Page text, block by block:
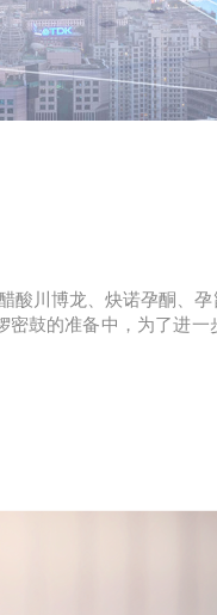
酸川博龙、炔诺孕酮、
鼓的准备中，为了进